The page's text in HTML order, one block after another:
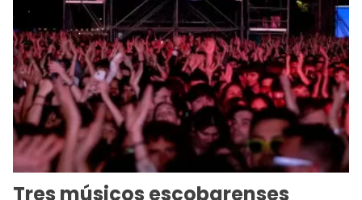
Tres músicos escobarenses